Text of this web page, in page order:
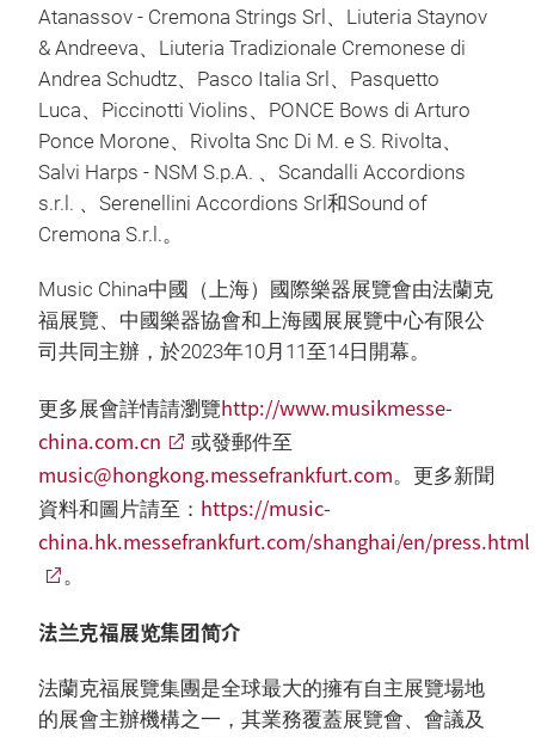
Atanassov - Cremona Strings Srl、Liuteria Staynov
& Andreeva、Liuteria Tradizionale Cremonese di
Andrea Schudtz、Pasco Italia Srl、Pasquetto
Luca、Piccinotti Violins、PONCE Bows di Arturo
Ponce Morone、Rivolta Snc Di M. e S. Rivolta、
Salvi Harps - NSM S.p.A. 、Scandalli Accordions
s.r.l. 、Serenellini Accordions Srl和Sound of
Cremona S.r.l.。
Music China中國（上海）國際樂器展覽會由法蘭克
福展覽、中國樂器協會和上海國展展覽中心有限公
司共同主辦，於2023年10月11至14日開幕。
更多展會詳情請瀏覽http://www.musikmesse-
china.com.cn
或發郵件至
music@hongkong.messefrankfurt.com。更多新聞
資料和圖片請至： https://music-
china.hk.messefrankfurt.com/shanghai/en/press.html
。
法兰克福展览集团简介
法蘭克福展覽集團是全球最大的擁有自主展覽場地
的展會主辦機構之一，其業務覆蓋展覽會、會議及